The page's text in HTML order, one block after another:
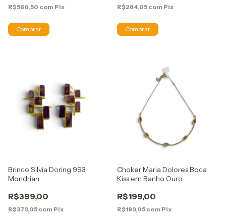
R$560,50 com Pix R$284,05 com Pix
Brinco Silvia Doring 993
Mondrian
R$399,00
R$379,05 com Pix
Choker Maria Dolores Boca
Kiss em Banho Ouro
R$199,00
R$189,05 com Pix